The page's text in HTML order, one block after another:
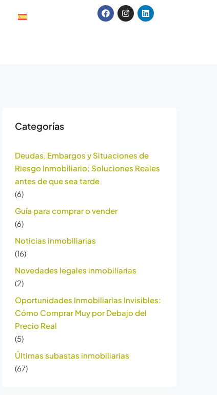
Categorías
Deudas, Embargos y Situaciones de
Riesgo Inmobiliario: Soluciones Reales
antes de que sea tarde
(6)
Guía para comprar o vender
(6)
Noticias inmobiliarias
(16)
Novedades legales inmobiliarias
(2)
Oportunidades Inmobiliarias Invisibles:
Cómo Comprar Muy por Debajo del
Precio Real
(5)
Últimas subastas inmobiliarias
(67)